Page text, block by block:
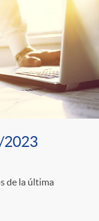
2023
de la última